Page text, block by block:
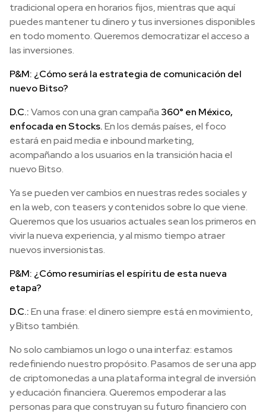
tradicional opera en horarios fijos, mientras que aquí
puedes mantener tu dinero y tus inversiones disponibles
en todo momento. Queremos democratizar el acceso a
las inversiones.
P&M: ¿Cómo será la estrategia de comunicación del
nuevo Bitso?
D.C.:Vamos con una gran campaña 360° en México,
enfocada en Stocks.En los demás países, el foco
estará en paid media e inbound marketing,
acompañando a los usuarios en la transición hacia el
nuevo Bitso.
Ya se pueden ver cambios en nuestras redes sociales y
en la web, con teasers y contenidos sobre lo que viene.
Queremos que los usuarios actuales sean los primeros en
vivir la nueva experiencia, y al mismo tiempo atraer
nuevos inversionistas.
P&M: ¿Cómo resumirías el espíritu de esta nueva
etapa?
D.C.:En una frase: el dinero siempre está en movimiento,
y Bitso también.
No solo cambiamos un logo o una interfaz: estamos
redefiniendo nuestro propósito. Pasamos de ser una app
de criptomonedas a una plataforma integral de inversión
y educación financiera. Queremos empoderar a las
personas para que construyan su futuro financiero con